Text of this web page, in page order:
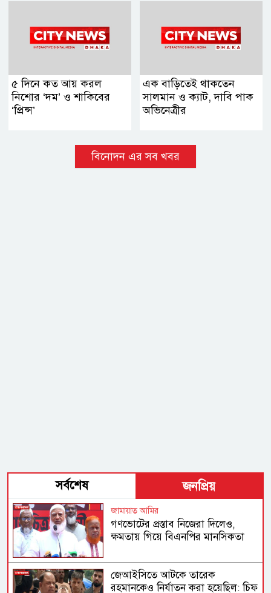
৫ দিনে কত আয় করল
নিশোর ‘দম’ ও শাকিবের
‘প্রিন্স’
এক বাড়িতেই থাকতেন
সালমান ও ক্যাট, দাবি পাক
অভিনেত্রীর
বিনোদন এর সব খবর
সর্বশেষ জনপ্রিয়
জামায়াত আমির
গণভোটের প্রস্তাব নিজেরা দিলেও,
ক্ষমতায় গিয়ে বিএনপির মানসিকতা
জেআইসিতে আটকে তারেক
রহমানকেও নির্যাতন করা হয়েছিল: চিফ